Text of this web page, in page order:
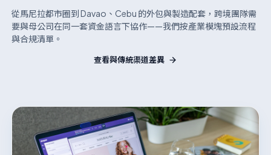
從馬尼拉都市圈到 Davao、Cebu 的外包與製造配套，跨境團隊需
要與母公司在同一套資金語言下協作——我們按產業模塊預設流程
與合規清單。
查看與傳統渠道差異